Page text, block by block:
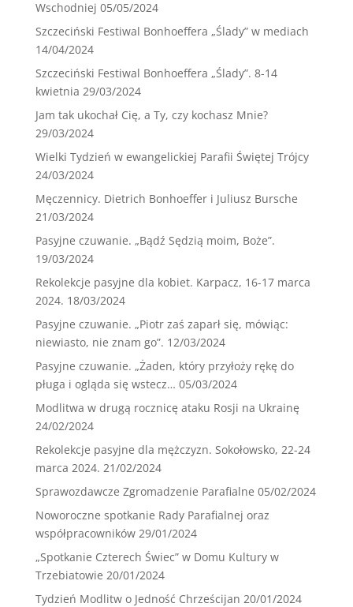
Wschodniej 05/05/2024
Szczeciński Festiwal Bonhoeffera „Ślady” w mediach
14/04/2024
Szczeciński Festiwal Bonhoeffera „Ślady”. 8-14
kwietnia 29/03/2024
Jam tak ukochał Cię, a Ty, czy kochasz Mnie?
29/03/2024
Wielki Tydzień w ewangelickiej Parafii Świętej Trójcy
24/03/2024
Męczennicy. Dietrich Bonhoeffer i Juliusz Bursche
21/03/2024
Pasyjne czuwanie. „Bądź Sędzią moim, Boże”.
19/03/2024
Rekolekcje pasyjne dla kobiet. Karpacz, 16-17 marca
2024. 18/03/2024
Pasyjne czuwanie. „Piotr zaś zaparł się, mówiąc:
niewiasto, nie znam go”. 12/03/2024
Pasyjne czuwanie. „Żaden, który przyłoży rękę do
pługa i ogląda się wstecz… 05/03/2024
Modlitwa w drugą rocznicę ataku Rosji na Ukrainę
24/02/2024
Rekolekcje pasyjne dla mężczyzn. Sokołowsko, 22-24
marca 2024. 21/02/2024
Sprawozdawcze Zgromadzenie Parafialne 05/02/2024
Noworoczne spotkanie Rady Parafialnej oraz
współpracowników 29/01/2024
„Spotkanie Czterech Świec” w Domu Kultury w
Trzebiatowie 20/01/2024
Tydzień Modlitw o Jedność Chrześcijan 20/01/2024